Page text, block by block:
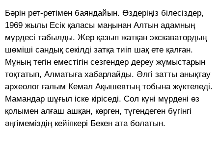
Бәрін рет-ретімен баяндайын. Өздеріңіз білесіздер,
1969 жылы Есік қаласы маңынан Алтын адамның
мүрдесі табылды. Жер қазып жатқан экскаватордың
шө­міші сандық секілді затқа тиіп шақ ете қалған.
Мұның те­гін еместігін сезгендер дереу жұ­­мыс­тарын
тоқтатып, Алма­тыға хабарлайды. Әлгі затты анық­тау
археолог ғалым Кемал Ақышевтың тобына жүктеледі.
Мамандар шұғыл іске кіріседі. Сол күні мүрдені өз
қолымен ал­ғаш ашқан, көрген, түгендеген бүгінгі
әңгімеміздің кейіпкері Бекен ата болатын.